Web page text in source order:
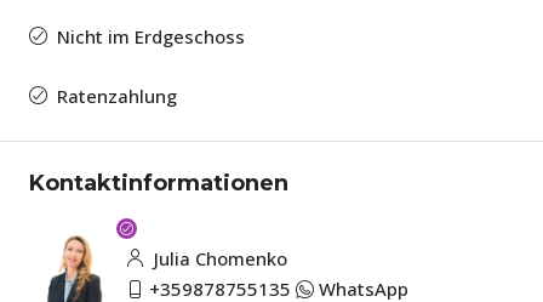
Nicht im Erdgeschoss
Ratenzahlung
Kontaktinformationen
Julia Chomenko
+359878755135
WhatsApp